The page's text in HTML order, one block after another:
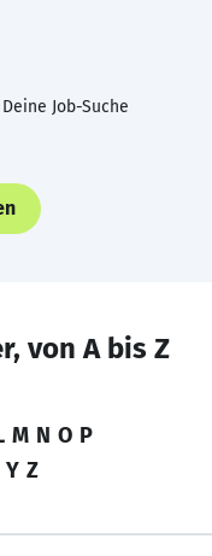
Job-Suche
von A bis Z
M N O P
Y Z